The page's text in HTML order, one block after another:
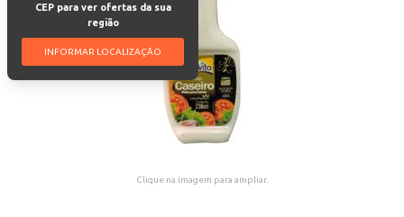
CEP para ver ofertas da sua
região
INFORMAR LOCALIZAÇÃO
Clique na imagem para ampliar.